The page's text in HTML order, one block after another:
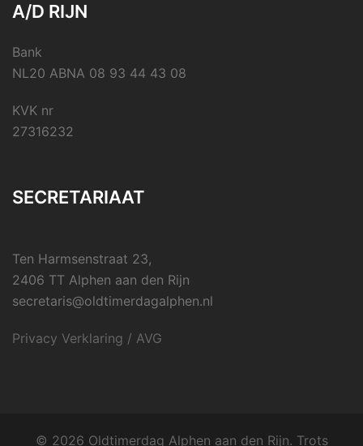
A/D RIJN
Bank
NL20 ABNA 08 93 44 43 08
KVK nr
27316232
SECRETARIAAT
Ten Harmsenstraat 23,
2406 TT Alphen aan den Rijn
secretaris@oldtimerdagalphen.nl
Privacy Verklaring / AVG
© 2026 Oldtimerdag Alphen aan den Rijn. Trots